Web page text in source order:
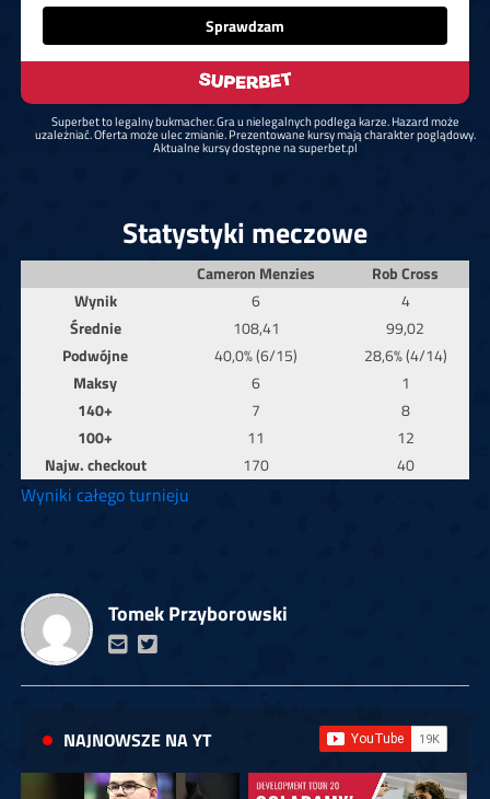
Sprawdzam
Superbet to legalny bukmacher. Gra u nielegalnych podlega karze. Hazard może
uzależniać. Oferta może ulec zmianie. Prezentowane kursy mają charakter poglądowy.
Aktualne kursy dostępne na superbet.pl
Statystyki meczowe
Cameron Menzies
Rob Cross
Wynik
6
4
Średnie
108,41
99,02
Podwójne
40,0% (6/15)
28,6% (4/14)
Maksy
6
1
140+
7
8
100+
11
12
Najw. checkout
170 40
Wyniki całego turnieju
Tomek Przyborowski
NAJNOWSZE NA YT